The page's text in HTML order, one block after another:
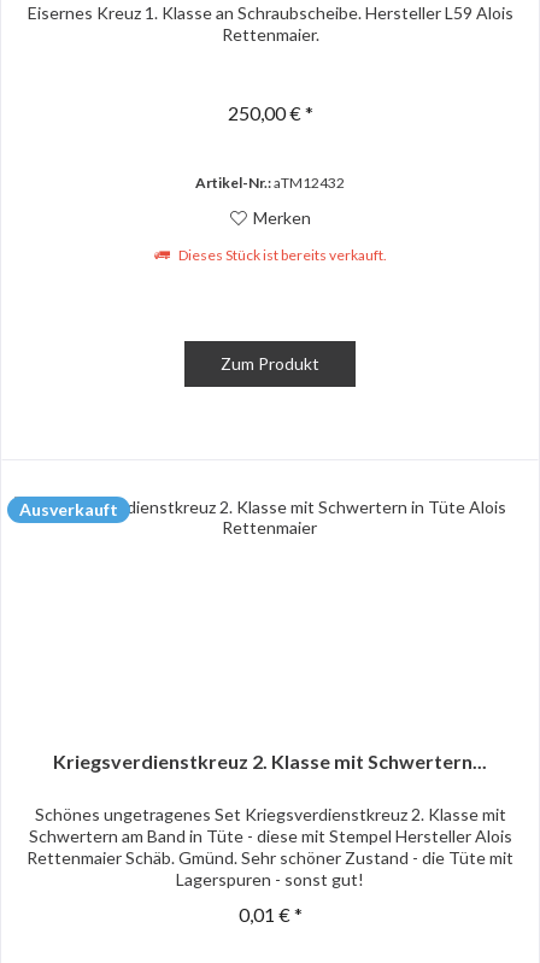
Eisernes Kreuz 1. Klasse an Schraubscheibe. Hersteller L59 Alois
Rettenmaier.
250,00 € *
Artikel-Nr.:aTM12432
Merken
Dieses Stück ist bereits verkauft.
Zum Produkt
Ausverkauft
Kriegsverdienstkreuz 2. Klasse mit Schwertern...
Schönes ungetragenes Set Kriegsverdienstkreuz 2. Klasse mit
Schwertern am Band in Tüte - diese mit Stempel Hersteller Alois
Rettenmaier Schäb. Gmünd. Sehr schöner Zustand - die Tüte mit
Lagerspuren - sonst gut!
0,01 € *